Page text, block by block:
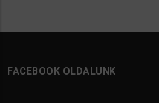
FACEBOOK OLDALUNK